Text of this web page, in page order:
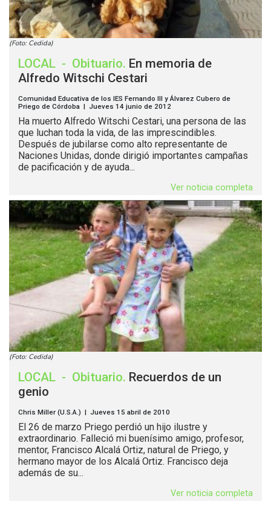
(Foto: Cedida)
LOCAL - Obituario. En memoria de
Alfredo Witschi Cestari
Comunidad Educativa de los IES Fernando III y Álvarez Cubero de
Priego de Córdoba | Jueves 14 junio de 2012
Ha muerto Alfredo Witschi Cestari, una persona de las
que luchan toda la vida, de las imprescindibles.
Después de jubilarse como alto representante de
Naciones Unidas, donde dirigió importantes campañas
de pacificación y de ayuda...
Ver noticia completa
(Foto: Cedida)
LOCAL - Obituario. Recuerdos de un
genio
Chris Miller (U.S.A.) | Jueves 15 abril de 2010
El 26 de marzo Priego perdió un hijo ilustre y
extraordinario. Falleció mi buenísimo amigo, profesor,
mentor, Francisco Alcalá Ortiz, natural de Priego, y
hermano mayor de los Alcalá Ortiz. Francisco deja
además de su...
Ver noticia completa